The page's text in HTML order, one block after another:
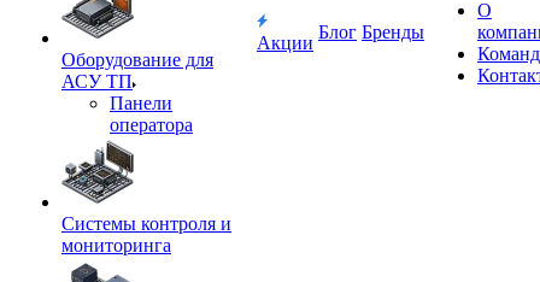
Оборудование для
АСУ ТП
Панели
оператора
Системы контроля и
мониторинга
Акции
Блог Бренды
О